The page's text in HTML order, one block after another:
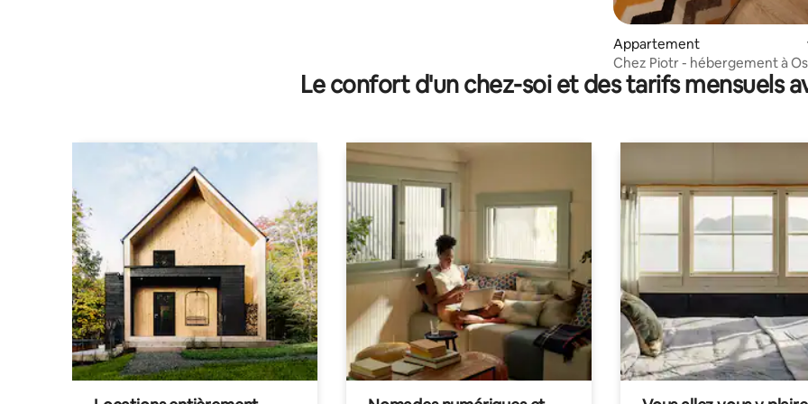
Appartement
Chez Piotr - hébergement à
Le confort d'un chez-soi et des tarifs mensuels